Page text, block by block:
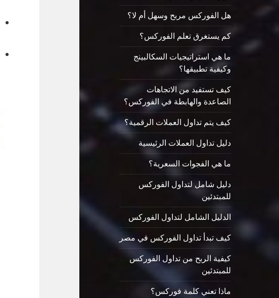
هل الفوركس مربح وسهل أم لا؟
كم يستغرق تعلم الفوركس؟
ما هي استراتيجيات السكالبينج
وكيفية تطبيقها؟
كيف تستفيد من الاتجاهات
الصاعدة والهابطة في الفوركس؟
كيف يتم تداول العملات الرقمية؟
دليل تداول العملات الرئيسية
ما هي الفجوات السعرية؟
دليل شامل لتداول الفوركس
للمبتدئين
الدليل الشامل لتداول الفوركس
كيف تبدأ تداول الفوركس في مصر
كيفية الربح من تداول الفوركس
للمبتدئين
ماذا تعني كلمة فوركس؟